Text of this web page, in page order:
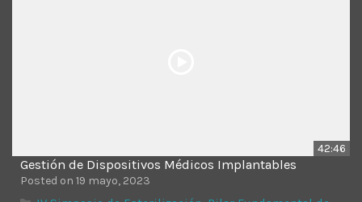
42:46
Gestión de Dispositivos Médicos Implantables
Posted on 19 mayo, 2023